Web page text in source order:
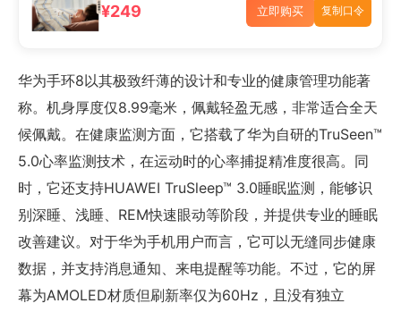
¥249 立即购买 复制口令
华为手环8以其极致纤薄的设计和专业的健康管理功能著
称。机身厚度仅8.99毫米，佩戴轻盈无感，非常适合全天
候佩戴。在健康监测方面，它搭载了华为自研的TruSeen™
5.0心率监测技术，在运动时的心率捕捉精准度很高。同
时，它还支持HUAWEI TruSleep™ 3.0睡眠监测，能够识
别深睡、浅睡、REM快速眼动等阶段，并提供专业的睡眠
改善建议。对于华为手机用户而言，它可以无缝同步健康
数据，并支持消息通知、来电提醒等功能。不过，它的屏
幕为AMOLED材质但刷新率仅为60Hz，且没有独立